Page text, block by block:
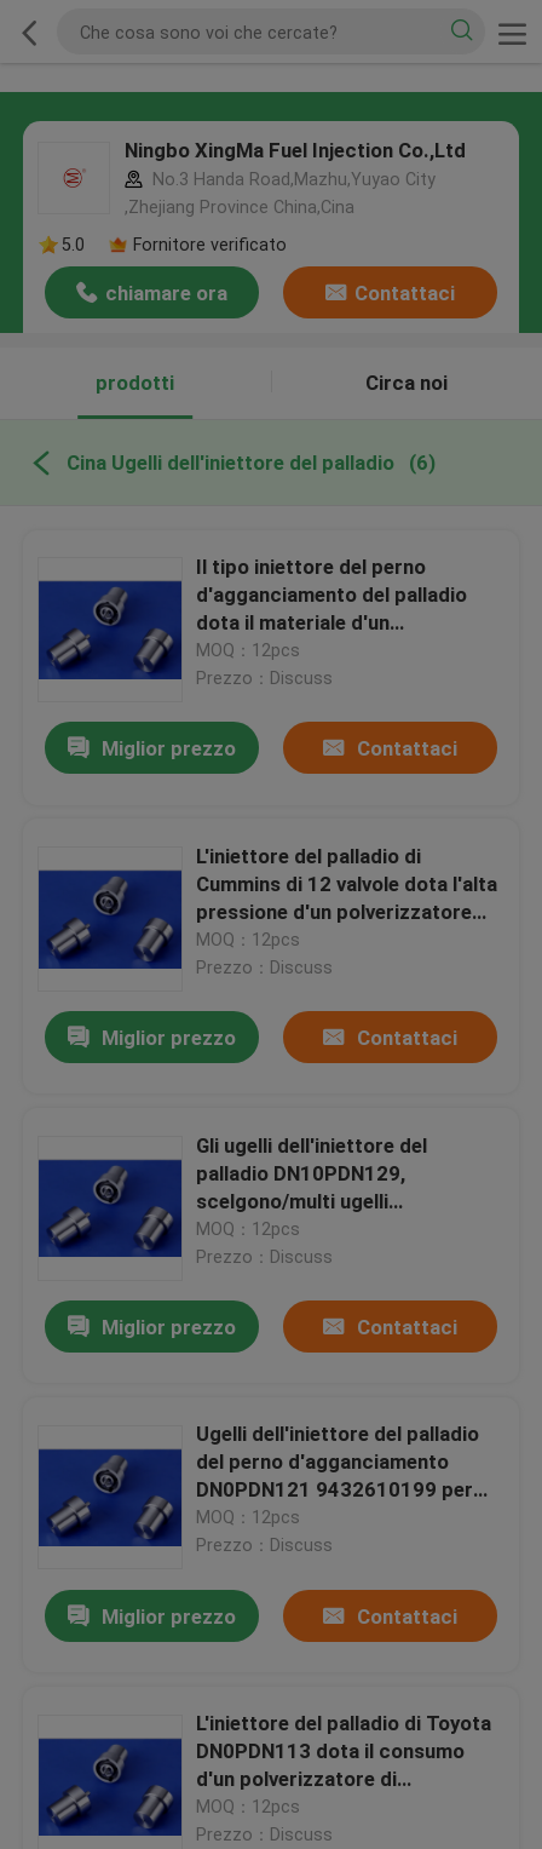
Ningbo XingMa Fuel Injection Co.,Ltd
No.3 Handa Road,Mazhu,Yuyao City
,Zhejiang Province China,Cina
5.0
Fornitore verificato
chiamare ora Contattaci
prodotti Circa noi
Cina Ugelli dell'iniettore del palladio (6)
Il tipo iniettore del perno
d'agganciamento del palladio
dota il materiale d'un
polverizzatore comune
dell'acciaio rapido del motore
MOQ：12pcs
Prezzo：Discuss
Miglior prezzo Contattaci
L'iniettore del palladio di
Cummins di 12 valvole dota l'alta
pressione d'un polverizzatore
DN0PD619 0934006190
MOQ：12pcs
Prezzo：Discuss
Miglior prezzo Contattaci
Gli ugelli dell'iniettore del
palladio DN10PDN129,
scelgono/multi ugelli
dell'iniettore del foro
MOQ：12pcs
Prezzo：Discuss
Miglior prezzo Contattaci
Ugelli dell'iniettore del palladio
del perno d'agganciamento
DN0PDN121 9432610199 per
KOMATSU/Nissan/benz
MOQ：12pcs
Prezzo：Discuss
Miglior prezzo Contattaci
L'iniettore del palladio di Toyota
DN0PDN113 dota il consumo
d'un polverizzatore di
combustibile basso della
ferrovia comune
MOQ：12pcs
Prezzo：Discuss